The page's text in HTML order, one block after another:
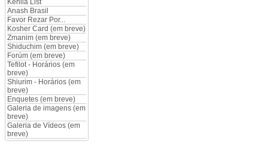
Anash Brasil
Favor Rezar Por...
Kosher Card (em breve)
Zmanim (em breve)
Shiduchim (em breve)
Forúm (em breve)
Tefilot - Horários (em
breve)
Shiurim - Horários (em
breve)
Enquetes (em breve)
Galeria de imagens (em
breve)
Galeria de Vídeos (em
breve)